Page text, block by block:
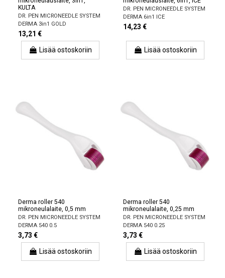
KULTA
DR. PEN MICRONEEDLE SYSTEM
DERMA 3in1 GOLD
13,21 €
Lisää ostoskoriin
DR. PEN MICRONEEDLE SYSTEM
DERMA 6in1 ICE
14,23 €
Lisää ostoskoriin
Derma roller 540
mikroneulalaite, 0,5 mm
DR. PEN MICRONEEDLE SYSTEM
DERMA 540 0.5
3,73 €
Lisää ostoskoriin
Derma roller 540
mikroneulalaite, 0,25 mm
DR. PEN MICRONEEDLE SYSTEM
DERMA 540 0.25
3,73 €
Lisää ostoskoriin